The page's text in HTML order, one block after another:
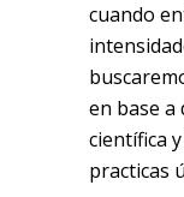
cuando
en base
científica
practicas